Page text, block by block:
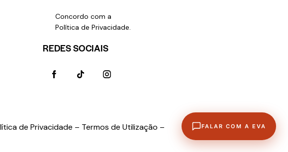
Concordo com a
Política de Privacidade.
REDES SOCIAIS
de Privacidade – Termos de Utilização –
FALAR COM A EVA